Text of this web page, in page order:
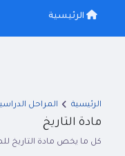
الرئيسية
الرئيسية المراحل
مادة التاريخ
كل ما يخص مادة التاريخ للصف